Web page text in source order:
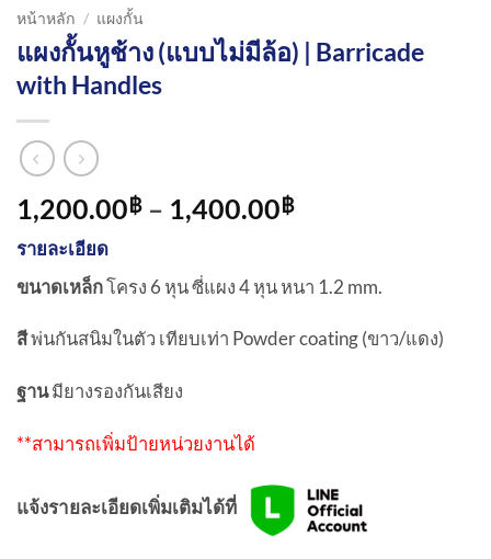
หน้าหลัก / แผงกั้น
แผงกั้นหูช้าง (แบบไม่มีล้อ) | Barricade
with Handles
1,200.00฿ – 1,400.00฿Price
through
รายละเอียด
ขนาดเหล็กโครง 6 หุน ซี่แผง 4 หุน หนา 1.2 mm.
สีพ่นกันสนิมในตัว เทียบเท่า Powder coating (ขาว/แดง)
ฐานมียางรองกันเสียง
**สามารถเพิ่มป้ายหน่วยงานได้
แจ้งรายละเอียดเพิ่มเติมได้ที่